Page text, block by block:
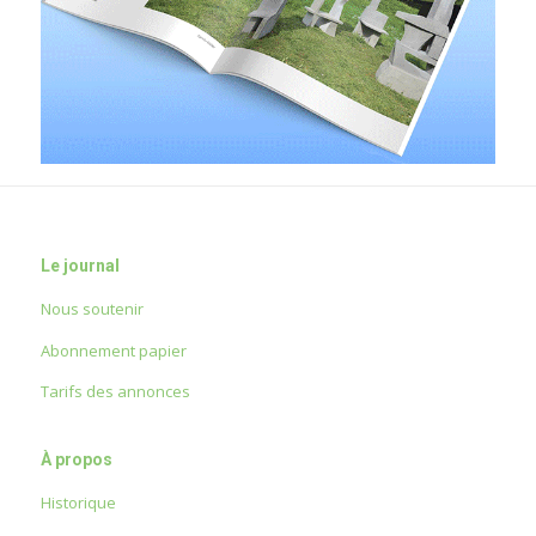
Le journal
Nous soutenir
Abonnement papier
Tarifs des annonces
À propos
Historique